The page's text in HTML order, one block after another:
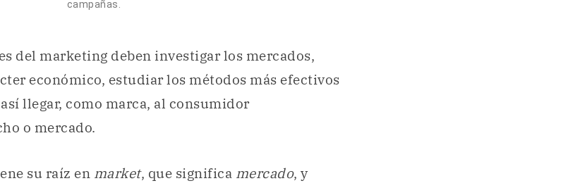
campañas.
del marketing deben investigar los mercados,
económico, estudiar los métodos más efectivos
llegar, como marca, al consumidor
o mercado.
su raíz en market, que significa mercado, y